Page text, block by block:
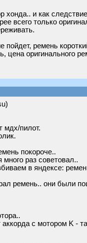
хонда.. и как
всего только
пойдет, ремень
цена оригинального
мдх/пилот.
покороче..
много раз советовал..
в яндексе:
ремень.. они были
с мотором K -